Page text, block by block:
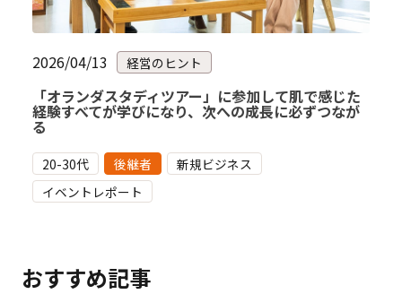
2026/04/13 経営のヒント
「オランダスタディツアー」に参加して肌で感じた
経験すべてが学びになり、次への成長に必ずつなが
る
20-30代 後継者
新規ビジネス
イベントレポート
おすすめ記事